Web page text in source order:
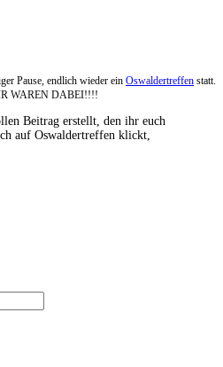
Pause, endlich wieder ein Oswaldertreffen statt.
WAREN DABEI!!!!
Beitrag erstellt, den ihr euch
auf Oswaldertreffen klickt,